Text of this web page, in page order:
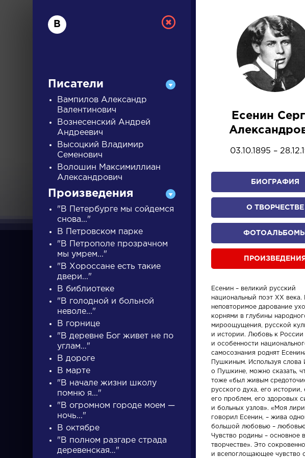
ДЛЯ
Б З
ПИСАТЕЛИ
писатели
Словарь
аллегория
Произведения
Ода на день
восшествия на
В
Писатели
Вампилов Александр
Валентинович
Вознесенский Андрей
Андреевич
Высоцкий Владимир
Семенович
Волошин Максимиллиан
Александрович
Произведения
"В Петербурге мы сойдемся
снова..."
В Петровском парке
"В Петрополе прозрачном
мы умрем..."
"В Хороссане есть такие
двери..."
В библиотеке
"В голодной и больной
неволе..."
В горнице
"В деревне Бог живет не по
углам…"
В дороге
В марте
"В начале жизни школу
помню я..."
"В огромном городе моем —
ночь..."
В октябре
"В полном разгаре страда
деревенская…"
Есенин
03.10.1895 –
БИОГРАФИЯ
О ТВОРЧЕСТВЕ
ФОТОАЛЬБОМЫ
ПРОИЗВЕДЕНИЯ
Есенин – великий русский
национальный поэт XX века.
неповторимое дарование
корнями в глубины
мироощущения, русской
и истории. Любовь к России
и особенности
самосознания роднят
Пушкиным. Используя слова
о Пушкине, можно сказать,
тоже «был живым
русского духа, его истории,
его проблем, его здоровых
и больных узлов». «Моя
говорил Есенин, – жива
большой любовью –
Чувство родины – основное
творчестве». Это
и всепоглощающее чувство